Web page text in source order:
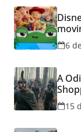
do6
A
15